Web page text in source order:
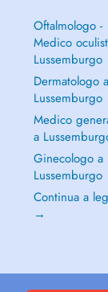
Oftalmologo -
Medico
Lussemburgo
Dermatologo a
Lussemburgo
Medico
a
Ginecologo a
Lussemburgo
Continua a
→